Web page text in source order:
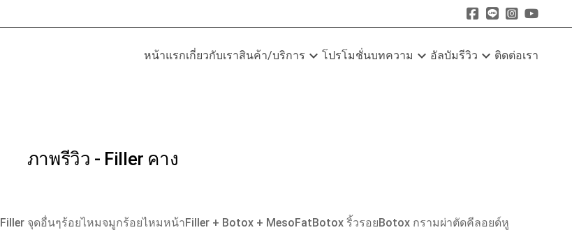
หน้าแรกเกี่ยวกับเราสินค้า/บริการ expand_more โปรโมชั่นบทความ expand_more อัลบัมรีวิว expand_more ติดต่อเรา
ภาพรีวิว - Filler คาง
Filler จุดอื่นๆร้อยไหมจมูกร้อยไหมหน้าFiller + Botox + MesoFatBotox ริ้วรอยBotox กรามผ่าตัดคีลอยด์หู